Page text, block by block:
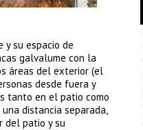
su espacio de
galvalume con la
áreas del exterior (el
desde fuera y
tanto en el patio como
distancia separada,
del patio y su